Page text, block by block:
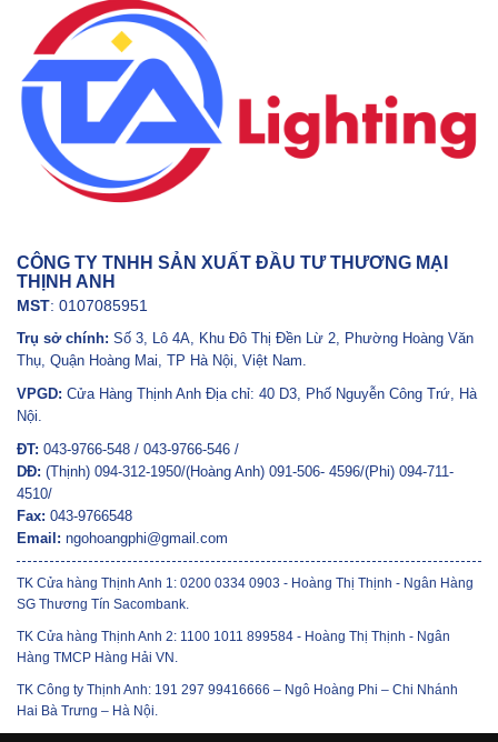
CÔNG TY TNHH SẢN XUẤT ĐẦU TƯ THƯƠNG MẠI
THỊNH ANH
MST: 0107085951
Trụ sở chính: Số 3, Lô 4A, Khu Đô Thị Đền Lừ 2, Phường Hoàng Văn
Thụ, Quận Hoàng Mai, TP Hà Nội, Việt Nam.
VPGD: Cửa Hàng Thịnh Anh Địa chỉ: 40 D3, Phố Nguyễn Công Trứ, Hà
Nội.
ĐT: 043-9766-548 / 043-9766-546 /
DĐ: (Thịnh) 094-312-1950/(Hoàng Anh) 091-506- 4596/(Phi) 094-711-
4510/
Fax: 043-9766548
Email: ngohoangphi@gmail.com
TK Cửa hàng Thịnh Anh 1: 0200 0334 0903 - Hoàng Thị Thịnh - Ngân Hàng
SG Thương Tín Sacombank.
TK Cửa hàng Thịnh Anh 2: 1100 1011 899584 - Hoàng Thị Thịnh - Ngân
Hàng TMCP Hàng Hải VN.
TK Công ty Thịnh Anh: 191 297 99416666 – Ngô Hoàng Phi – Chi Nhánh
Hai Bà Trưng – Hà Nội.